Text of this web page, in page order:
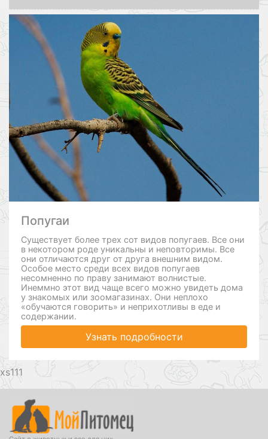
Попугаи
Существует более трех сот видов попугаев. Все они
в некотором роде уникальны и неповторимы. Все
они отличаются друг от друга внешним видом.
Особое место среди всех видов попугаев
несомненно по праву занимают волнистые.
Инеммно этот вид чаще всего можно увидеть дома
у знакомых или зоомагазинах. Они неплохо
«обучаются говорить» и неприхотливы в еде и
содержании.
Узнать подробности
111